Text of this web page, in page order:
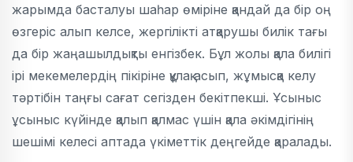
жарымда басталуы шаһар өміріне қандай да бір оң
өзгеріс алып келсе, жергілікті атқарушы билік тағы
да бір жаңашылдықты енгізбек. Бұл жолы қала билігі
ірі мекемелердің пікіріне құлақ асып, жұмысқа келу
тәртібін таңғы сағат сегізден бекітпекші. Ұсыныс
ұсыныс күйінде қалып қалмас үшін қала әкімдігінің
шешімі келесі аптада үкіметтік деңгейде қаралады.